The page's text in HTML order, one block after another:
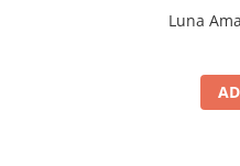
Luna